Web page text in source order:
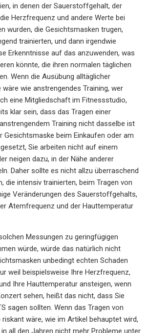
in denen der Sauerstoffgehalt, der
Herzfrequenz und andere Werte bei
wurden, die Gesichtsmasken trugen,
trainierten, und dann irgendwie
Erkenntnisse auf das anzuwenden, was
könnte, die ihren normalen täglichen
Wenn die Ausübung alltäglicher
wie anstrengendes Training, wer
eine Mitgliedschaft im Fitnessstudio,
klar sein, dass das Tragen einer
Training nicht dasselbe ist
Gesichtsmaske beim Einkaufen oder am
Sie arbeiten nicht auf einem
neigen dazu, in der Nähe anderer
Daher sollte es nicht allzu überraschend
die intensiv trainierten, beim Tragen von
Veränderungen des Sauerstoffgehalts,
Atemfrequenz und der Hauttemperatur
Messungen zu geringfügigen
würde, würde das natürlich nicht
unbedingt echten Schaden
weil beispielsweise Ihre Herzfrequenz,
Ihre Hauttemperatur ansteigen, wenn
sehen, heißt das nicht, dass Sie
sagen sollten. Wenn das Tragen von
wäre, wie im Artikel behauptet wird,
all den Jahren nicht mehr Probleme unter